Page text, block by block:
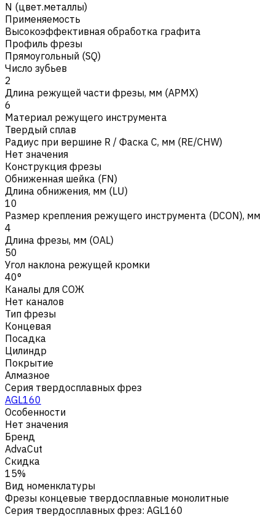
N (цвет.металлы)
Применяемость
Высокоэффективная обработка графита
Профиль фрезы
Прямоугольный (SQ)
Число зубьев
2
Длина режущей части фрезы, мм (APMX)
6
Материал режущего инструмента
Твердый сплав
Радиус при вершине R / Фаска C, мм (RE/CHW)
Нет значения
Конструкция фрезы
Обниженная шейка (FN)
Длина обнижения, мм (LU)
10
Размер крепления режущего инструмента (DCON), мм
4
Длина фрезы, мм (OAL)
50
Угол наклона режущей кромки
40°
Каналы для СОЖ
Нет каналов
Тип фрезы
Концевая
Посадка
Цилиндр
Покрытие
Алмазное
Серия твердосплавных фрез
AGL160
Особенности
Нет значения
Бренд
AdvaCut
Скидка
15%
Вид номенклатуры
Фрезы концевые твердосплавные монолитные
Серия твердосплавных фрез: AGL160